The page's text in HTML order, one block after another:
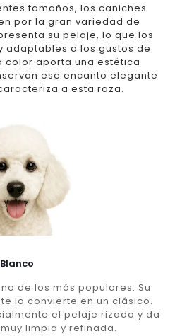
tamaños, los caniches
por la gran variedad de
su pelaje, lo que los
adaptables a los gustos de
color aporta una estética
ese encanto elegante
a esta raza.
Blanco
de los más populares. Su
lo convierte en un clásico.
el pelaje rizado y da
limpia y refinada.